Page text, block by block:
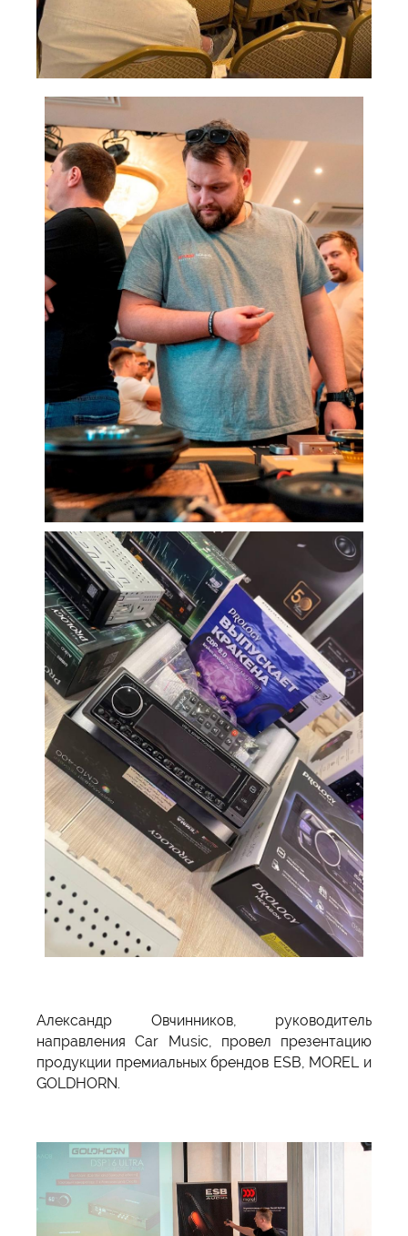
Александр Овчинников, руководитель
направления Car Music, провел презентацию
продукции премиальных брендов ESB, MOREL и
GOLDHORN.